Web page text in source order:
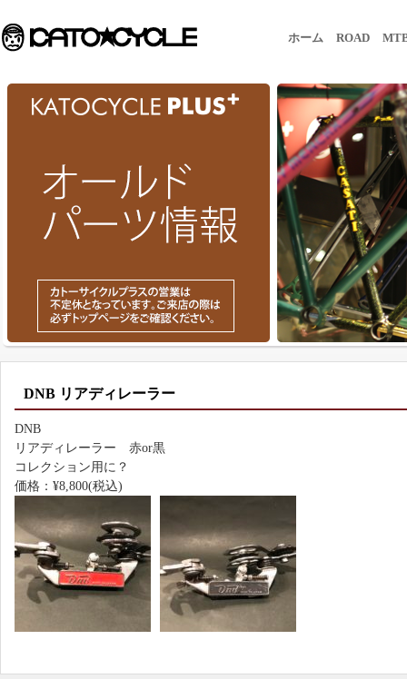
ホーム ROAD
DNB リアディレーラー
DNB
リアディレーラー 赤or黒
コレクション用に？
価格：¥8,800(税込)